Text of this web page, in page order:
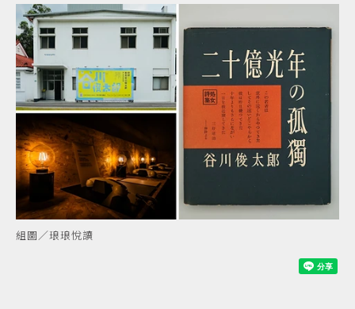
組圖／琅琅悅讀